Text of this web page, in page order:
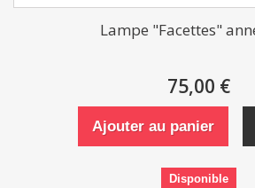
Lampe "Facettes"
75,00 €
Ajouter au panier
Disponible